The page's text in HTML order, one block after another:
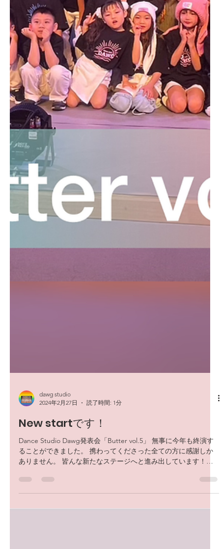
dawg studio
2024年2月27日
読了時間: 1分
New startです！
ありません。 皆んな新たなステージへと進み出しています！😄